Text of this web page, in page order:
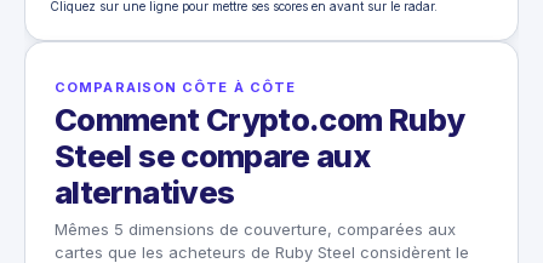
Cliquez sur une ligne pour mettre ses scores en avant sur le radar.
COMPARAISON CÔTE À CÔTE
Comment Crypto.com Ruby
Steel se compare aux
alternatives
Mêmes 5 dimensions de couverture, comparées aux
cartes que les acheteurs de Ruby Steel considèrent le